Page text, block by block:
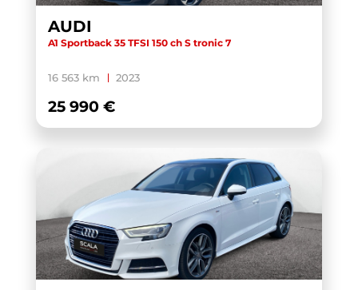
AUDI
A1 Sportback 35 TFSI 150 ch S tronic 7
16 563 km 2023
25 990 €